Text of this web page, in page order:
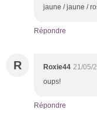
jaune / jaune /
Répondre
R Roxie44 21/05/
oups!
Répondre